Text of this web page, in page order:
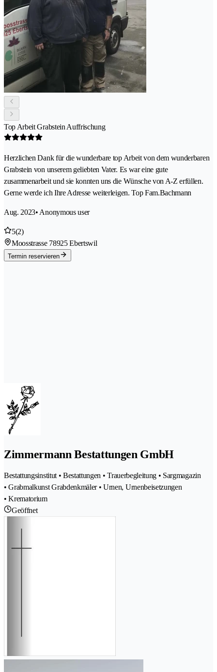
Top Arbeit Grabstein Auffrischung
Herzlichen Dank für die wunderbare top Arbeit von dem wunderbaren
Grabstein von unserem geliebten Vater. Es war eine gute
zusammenarbeit und sie konnten uns die Wünsche von A-Z erfüllen.
Gerne werde ich Ihre Adresse weiterleigen. Top Fam.Bachmann
Aug. 2023• Anonymous user
5(2)
Moosstrasse 78925 Ebertswil
Termin reservieren
Zimmermann Bestattungen GmbH
Bestattungsinstitut • Bestattungen • Trauerbegleitung • Sargmagazin
• Grabmalkunst Grabdenkmäler • Urnen, Urnenbeisetzungen
• Krematorium
Geöffnet